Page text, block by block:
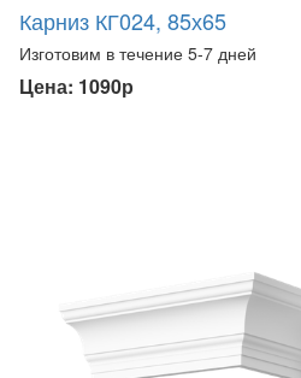
Карниз КГ024, 85х65
Изготовим в течение 5-7 дней
Цена: 1090р